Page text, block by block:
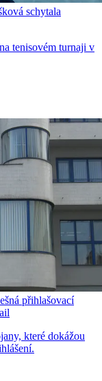
schytala
tenisovém turnaji v
přihlašovací
které dokážou